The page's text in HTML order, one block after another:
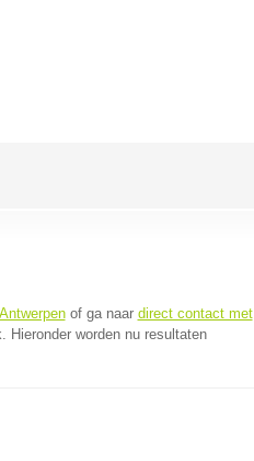
of ga naar direct contact met
worden nu resultaten